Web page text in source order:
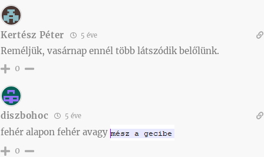
Kertész Péter 5 éve
Reméljük, vasárnap ennél több látszódik belőlünk.
0
diszbohoc 5 éve
fehér alapon fehér avagy
0